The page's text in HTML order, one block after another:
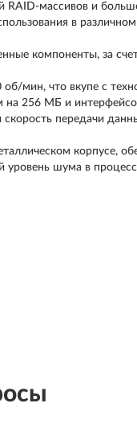
RAID-массивов и
в
компоненты, за
мин, что вкупе с
256 МБ и
скорость передачи
корпусе,
шума в